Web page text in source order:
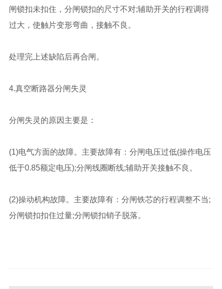
闸锁扣未扣住，分闸锁扣的尺寸不对;辅助开关的行程调得
过大，使触片变形弯曲，接触不良。
处理完上述缺陷后再合闸。
4.真空断路器分闸失灵
分闸失灵的原因主要是：
(1)电气方面的故障。主要故障有：分闸电压过低(操作电压
低于0.85额定电压);分闸线圈断线;辅助开关接触不良。
(2)操动机构故障。主要故障有：分闸铁芯的行程调整不当;
分闸锁扣扣住过量;分闸锁扣销子脱落。